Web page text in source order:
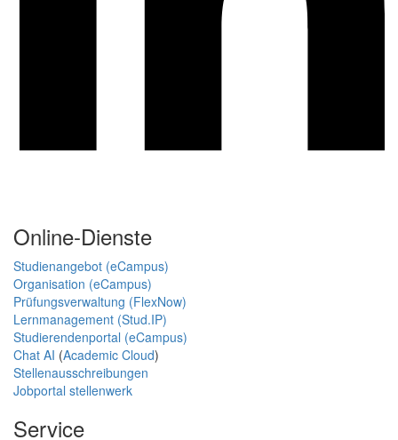
Online-Dienste
Studienangebot (eCampus)
Organisation (eCampus)
Prüfungsverwaltung (FlexNow)
Lernmanagement (Stud.IP)
Studierendenportal (eCampus)
Chat AI (Academic Cloud)
Stellenausschreibungen
Jobportal stellenwerk
Service